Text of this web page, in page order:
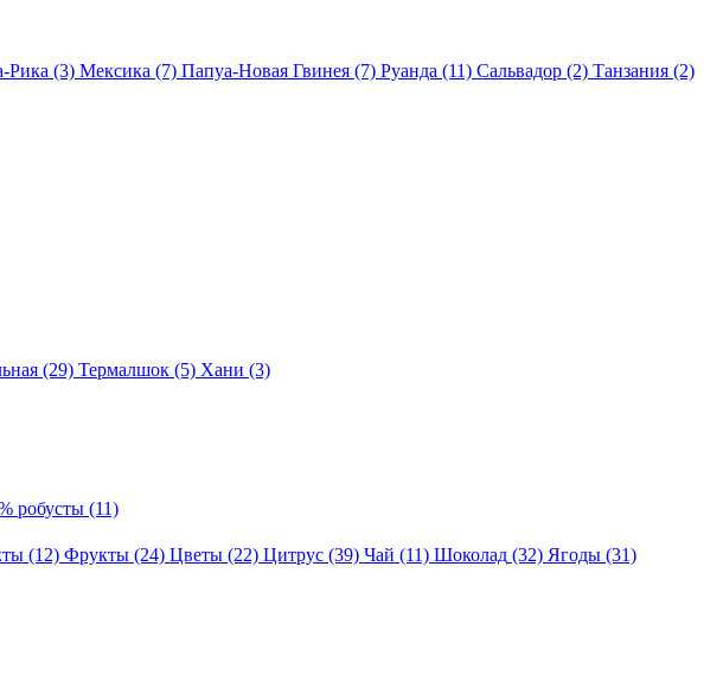
Рика (3) Мексика (7) Папуа-Новая Гвинея (7) Руанда (11) Сальвадор (2) Танзания (2)
(29) Термалшок (5) Хани (3)
робусты (11)
(12) Фрукты (24) Цветы (22) Цитрус (39) Чай (11) Шоколад (32) Ягоды (31)